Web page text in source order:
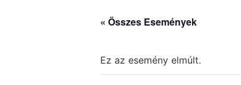
« Összes Események
Ez az esemény elmúlt.